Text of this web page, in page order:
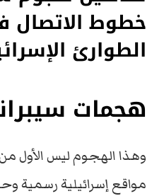
خطوط الاتصال
الطوارئ
هجمات
وهذا الهجوم ليس الأول
مواقع إسرائيلية رسمية